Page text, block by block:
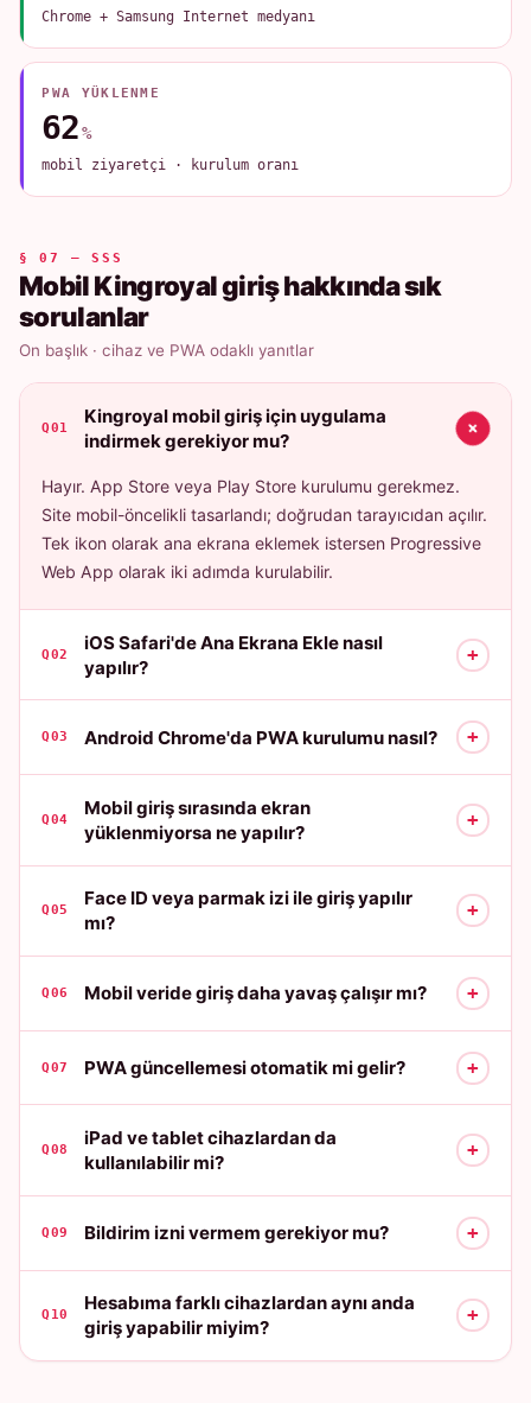
Chrome + Samsung Internet medyanı
PWA YÜKLENME
62%
mobil ziyaretçi · kurulum oranı
§ 07 — SSS
Mobil Kingroyal giriş hakkında sık
sorulanlar
On başlık · cihaz ve PWA odaklı yanıtlar
Q01
Kingroyal mobil giriş için uygulama
indirmek gerekiyor mu?
+
Hayır. App Store veya Play Store kurulumu gerekmez.
Site mobil-öncelikli tasarlandı; doğrudan tarayıcıdan açılır.
Tek ikon olarak ana ekrana eklemek istersen Progressive
Web App olarak iki adımda kurulabilir.
Q02
iOS Safari'de Ana Ekrana Ekle nasıl
yapılır?
+
Q03 Android Chrome'da PWA kurulumu nasıl? +
Q04
Mobil giriş sırasında ekran
yüklenmiyorsa ne yapılır?
+
Q05
Face ID veya parmak izi ile giriş yapılır
mı?
+
Q06 Mobil veride giriş daha yavaş çalışır mı? +
Q07 PWA güncellemesi otomatik mi gelir? +
Q08
iPad ve tablet cihazlardan da
kullanılabilir mi?
+
Q09 Bildirim izni vermem gerekiyor mu? +
Q10
Hesabıma farklı cihazlardan aynı anda
giriş yapabilir miyim?
+